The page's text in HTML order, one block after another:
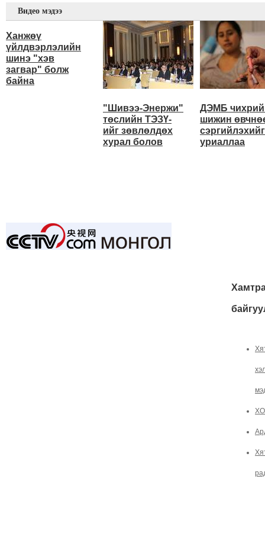
Видео мэдээ
Ханжөү
үйлдвэрлэлийн
шинэ "хэв
загвар" болж
байна
"Шивээ-Энержи"
төслийн ТЭЗҮ-
ийг зөвлөлдөх
хурал болов
ДЭМБ
шижин
сэргийлэхийг
уриаллаа